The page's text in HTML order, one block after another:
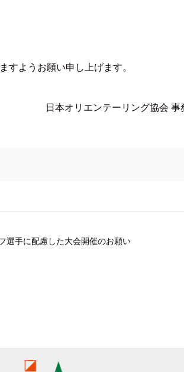
ようお願い申し上げます。
日本オリエンテーリング協会 事
選手に配慮した大会開催のお願い